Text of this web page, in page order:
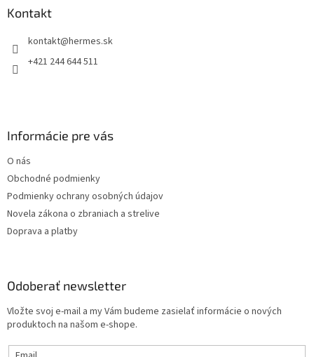
Kontakt
kontakt@hermes.sk
+421 244 644 511
Informácie pre vás
O nás
Obchodné podmienky
Podmienky ochrany osobných údajov
Novela zákona o zbraniach a strelive
Doprava a platby
Odoberať newsletter
Vložte svoj e-mail a my Vám budeme zasielať informácie o nových
produktoch na našom e-shope.